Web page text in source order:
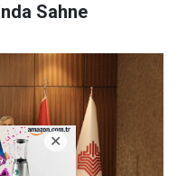
Sahne